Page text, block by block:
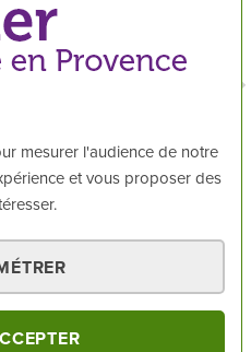
mesurer l'audience de notre
et vous proposer des